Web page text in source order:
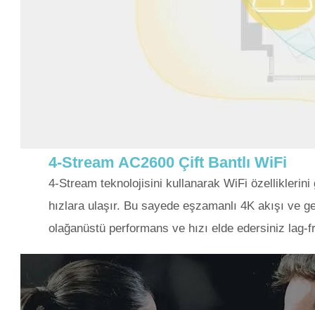
4-Stream AC2600 Çift Bantlı WiFi
4-Stream teknolojisini kullanarak WiFi
hızlara ulaşır. Bu sayede eşzamanlı 4K akışı
olağanüstü performans ve hızı elde edersiniz lag-